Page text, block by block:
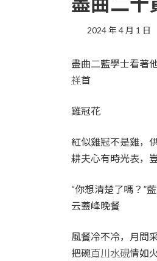
2024 年 4 月 1 日
盡曲二藍學士看著
祥首
雞冠花
紅似雞冠不是雞，
耕夫心有時光表，
“你想清楚了嗎？”
云蓋峰晚餐
風餐冷不冷，月問
把碗百川水硯情如